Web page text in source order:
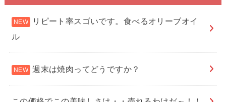
リピート率スゴいです。食べるオリーブオイ
ル
週末は焼肉ってどうですか？